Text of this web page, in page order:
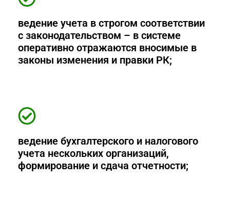
ведение учета в строгом соответствии
с законодательством – в системе
оперативно отражаются вносимые в
законы изменения и правки РК;
ведение бухгалтерского и налогового
учета нескольких организаций,
формирование и сдача отчетности;